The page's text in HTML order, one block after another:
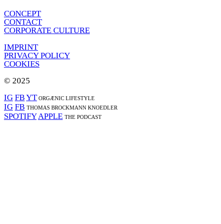
CONCEPT
CONTACT
CORPORATE CULTURE
IMPRINT
PRIVACY POLICY
COOKIES
© 2025
IG FBYT ORGÆNIC LIFESTYLE
IG FB THOMAS BROCKMANN KNOEDLER
SPOTIFYAPPLE THE PODCAST